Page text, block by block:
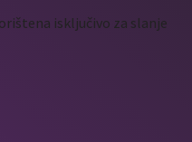
isključivo za slanje